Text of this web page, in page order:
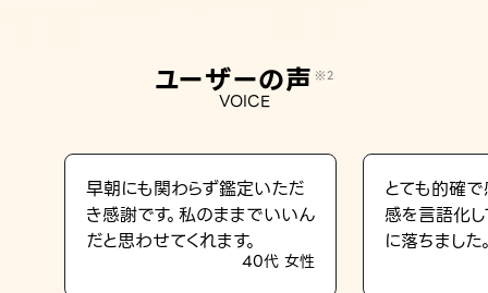
ユーザーの声 ※2
VOICE
早朝にも関わらず鑑定いただ
き感謝です。私のままでいいん
だと思わせてくれます。
40代 女性
とても的確
感を言語化
に落ちました